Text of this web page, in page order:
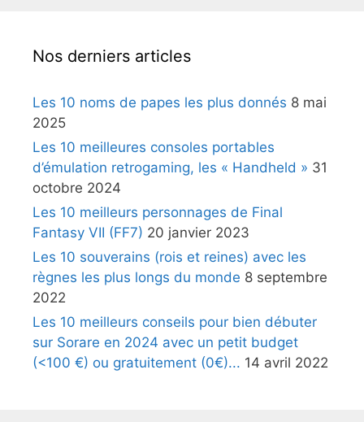
Nos derniers articles
Les 10 noms de papes les plus donnés 8 mai
2025
Les 10 meilleures consoles portables
d’émulation retrogaming, les « Handheld » 31
octobre 2024
Les 10 meilleurs personnages de Final
Fantasy VII (FF7) 20 janvier 2023
Les 10 souverains (rois et reines) avec les
règnes les plus longs du monde 8 septembre
2022
Les 10 meilleurs conseils pour bien débuter
sur Sorare en 2024 avec un petit budget
(<100 €) ou gratuitement (0€)... 14 avril 2022